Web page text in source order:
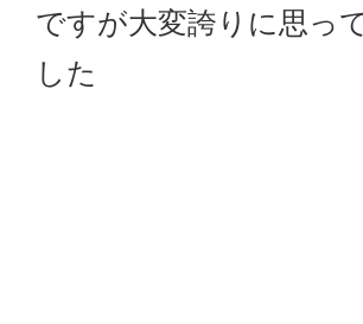
ですが大変誇りに思
した